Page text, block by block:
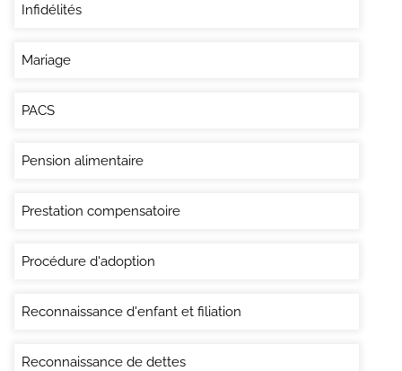
Infidélités
Mariage
PACS
Pension alimentaire
Prestation compensatoire
Procédure d'adoption
Reconnaissance d'enfant et filiation
Reconnaissance de dettes